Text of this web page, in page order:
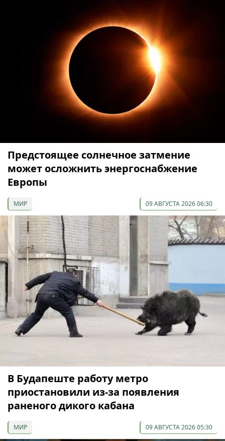
Предстоящее солнечное затмение
может осложнить энергоснабжение
Европы
МИР 09 АВГУСТА 2026 06:30
В Будапеште работу метро
приостановили из-за появления
раненого дикого кабана
МИР 09 АВГУСТА 2026 05:30